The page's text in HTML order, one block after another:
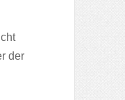
der